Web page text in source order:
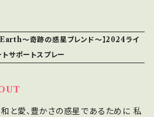
の霊を取り除き、あなたと家族を守り
に悪意を持って マイナスな思いを送
る あなたのゴールを邪魔するエネル
ている と感じた時にこちらをお使い
】 あらゆる目的の達成を強力にサポ
大きな目標に向かうときに。他のオイ
を引き出す。 ●Sun【太陽・サン】 自
、リーダーシップ、友情、生命の源、エ
成功、バイタリティー、スタミナ ●Pho
が大きく動いているのを感じます。 そ
だったとしても 私たちはひとりじゃ
ルギー「龍」 天のエネルギー「鳳凰」
つながっている私たち。 ライオンズ
～奇跡の惑星ブレンド～】2024ライ
サポートスプレー
と愛、豊かさの惑星であるために 私